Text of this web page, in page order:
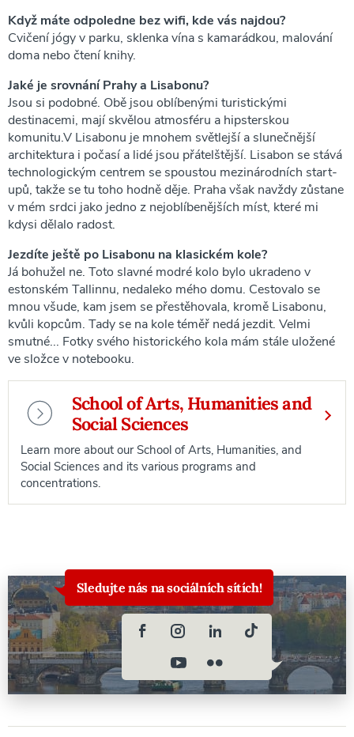
Když máte odpoledne bez wifi, kde vás najdou?
Cvičení jógy v parku, sklenka vína s kamarádkou, malování
doma nebo čtení knihy.
Jaké je srovnání Prahy a Lisabonu?
Jsou si podobné. Obě jsou oblíbenými turistickými
destinacemi, mají skvělou atmosféru a hipsterskou
komunitu.V Lisabonu je mnohem světlejší a slunečnější
architektura i počasí a lidé jsou přátelštější. Lisabon se stává
technologickým centrem se spoustou mezinárodních start-
upů, takže se tu toho hodně děje. Praha však navždy zůstane
v mém srdci jako jedno z nejoblíbenějších míst, které mi
kdysi dělalo radost.
Jezdíte ještě po Lisabonu na klasickém kole?
Já bohužel ne. Toto slavné modré kolo bylo ukradeno v
estonském Tallinnu, nedaleko mého domu. Cestovalo se
mnou všude, kam jsem se přestěhovala, kromě Lisabonu,
kvůli kopcům. Tady se na kole téměř nedá jezdit. Velmi
smutné... Fotky svého historického kola mám stále uložené
ve složce v notebooku.
School of Arts, Humanities and
Social Sciences
Learn more about our School of Arts, Humanities, and
Social Sciences and its various programs and
concentrations.
Sledujte nás na sociálních sítích!